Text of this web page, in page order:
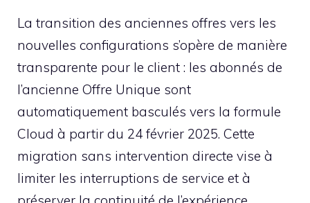
La transition des anciennes offres vers les
nouvelles configurations s’opère de manière
transparente pour le client : les abonnés de
l’ancienne Offre Unique sont
automatiquement basculés vers la formule
Cloud à partir du 24 février 2025. Cette
migration sans intervention directe vise à
limiter les interruptions de service et à